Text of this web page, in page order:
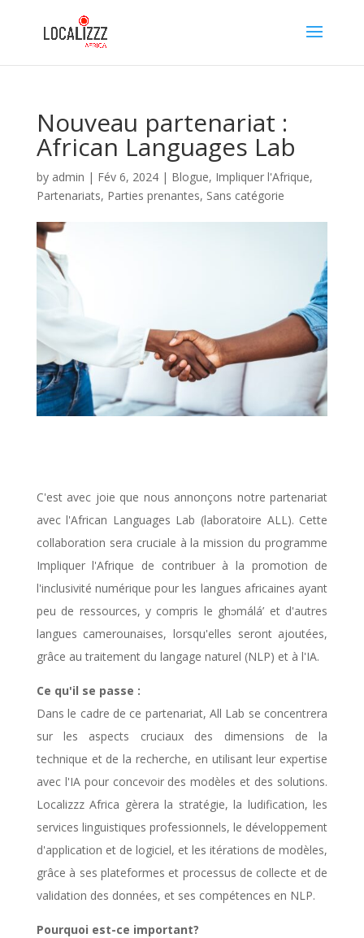
Nouveau partenariat :
African Languages Lab
by admin | Fév 6, 2024| Blogue, Impliquer l'Afrique,
Partenariats, Parties prenantes, Sans catégorie
C'est avec joie que nous annonçons notre partenariat
avec l'African Languages Lab (laboratoire ALL). Cette
collaboration sera cruciale à la mission du programme
Impliquer l'Afrique de contribuer à la promotion de
l'inclusivité numérique pour les langues africaines ayant
peu de ressources, y compris le ghɔmálá’ et d'autres
langues camerounaises, lorsqu'elles seront ajoutées,
grâce au traitement du langage naturel (NLP) et à l'IA.
Ce qu'il se passe :
Dans le cadre de ce partenariat, All Lab se concentrera
sur les aspects cruciaux des dimensions de la
technique et de la recherche, en utilisant leur expertise
avec l'IA pour concevoir des modèles et des solutions.
Localizzz Africa gèrera la stratégie, la ludification, les
services linguistiques professionnels, le développement
d'application et de logiciel, et les itérations de modèles,
grâce à ses plateformes et processus de collecte et de
validation des données, et ses compétences en NLP.
Pourquoi est-ce important?